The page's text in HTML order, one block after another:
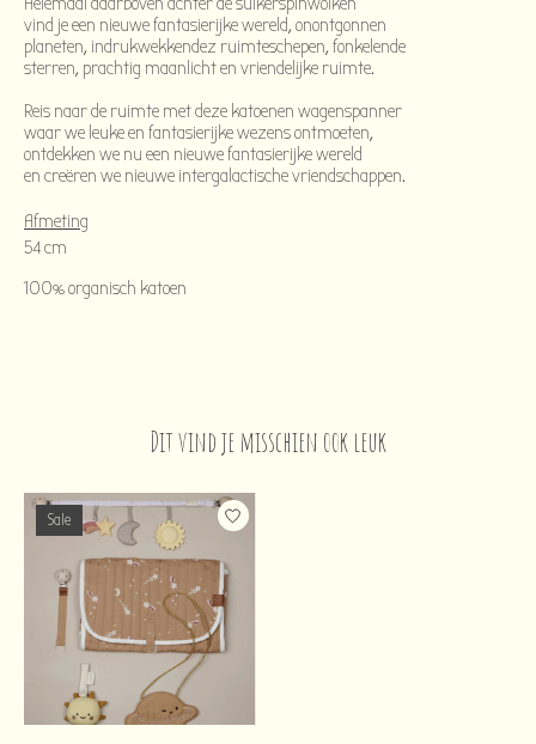
vind je een nieuwe fantasierijke wereld, onontgonnen
planeten, indrukwekkendez ruimteschepen, fonkelende
sterren, prachtig maanlicht en vriendelijke ruimte.
Reis naar de ruimte met deze katoenen wagenspanner
waar we leuke en fantasierijke wezens ontmoeten,
ontdekken we nu een nieuwe fantasierijke wereld
en creëren we nieuwe intergalactische vriendschappen.
Afmeting
54 cm
100% organisch katoen
Dit vind je misschien ook leuk
Items van productcarrousel
Sale